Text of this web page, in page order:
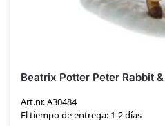
Beatrix Potter Peter Rabbit
Art.nr. A30484
El tiempo de entrega: 1-2 días